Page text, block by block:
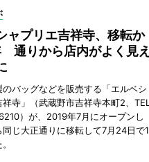
ャプリエ吉祥寺、移転か
通りから店内がよく見え
のバッグなどを販売する「エルベシ
祥寺」（武蔵野市吉祥寺本町2、TEL
）が、2019年7月にオープンし
同じ大正通りに移転して7月24日で1